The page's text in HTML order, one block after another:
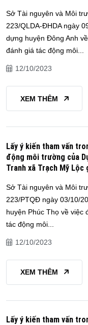
Sở Tài nguyên và Môi
223/QLDA-ĐHDA ngày
dựng huyện Đông Anh
đánh giá tác động môi...
12/10/2023
XEM THÊM
Lấy ý kiến tham vấn
động môi trường của
Tranh xã Trạch Mỹ Lộc
Sở Tài nguyên và Môi
223/PTQĐ ngày 03/10/
huyện Phúc Thọ về việc
tác động môi...
12/10/2023
XEM THÊM
Lấy ý kiến tham vấn